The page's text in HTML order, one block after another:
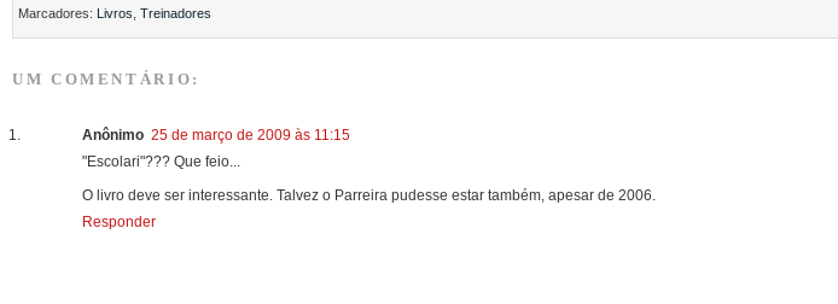
Marcadores: Livros Treinadores
UM COMENTÁRIO:
Anônimo 25 de março de 2009 às 11:15
"Escolari"??? Que feio...
O livro deve ser interessante. Talvez o Parreira pudesse estar também, apesar de 2006.
Responder